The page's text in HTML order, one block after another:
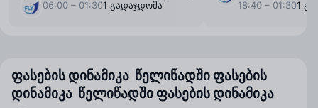
06:00 – 01:301 გადაჯდომა
18:40 – 01:301
ფასების დინამიკა წელიწადში ფასების
დინამიკა წელიწადში ფასების დინამიკა